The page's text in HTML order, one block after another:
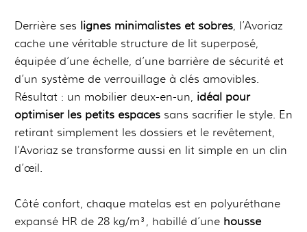
Derrière ses lignes minimalistes et sobres, l’Avoriaz
cache une véritable structure de lit superposé,
équipée d’une échelle, d’une barrière de sécurité et
d’un système de verrouillage à clés amovibles.
Résultat : un mobilier deux-en-un, idéal pour
optimiser les petits espaces sans sacrifier le style. En
retirant simplement les dossiers et le revêtement,
l’Avoriaz se transforme aussi en lit simple en un clin
d’œil.
Côté confort, chaque matelas est en polyuréthane
expansé HR de 28 kg/m³, habillé d’une housse